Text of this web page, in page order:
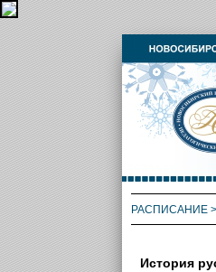
РАСПИСАНИЕ
История